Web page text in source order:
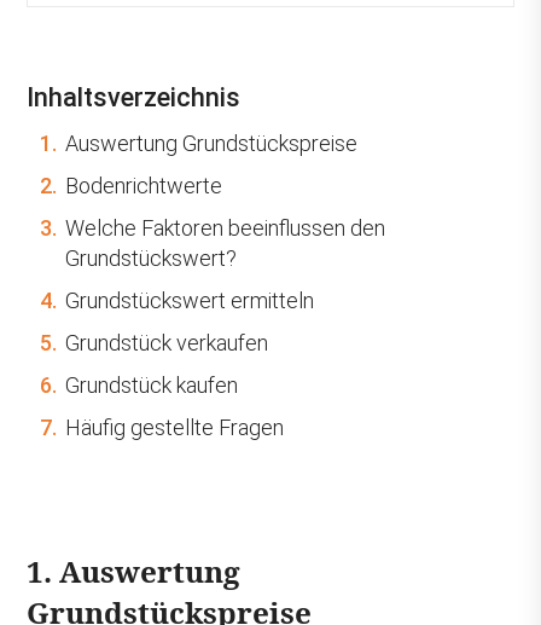
Inhaltsverzeichnis
1. Auswertung Grundstückspreise
2. Bodenrichtwerte
3. Welche Faktoren beeinflussen den
Grundstückswert?
4. Grundstückswert ermitteln
5. Grundstück verkaufen
6. Grundstück kaufen
7. Häufig gestellte Fragen
1. Auswertung
Grundstückspreise